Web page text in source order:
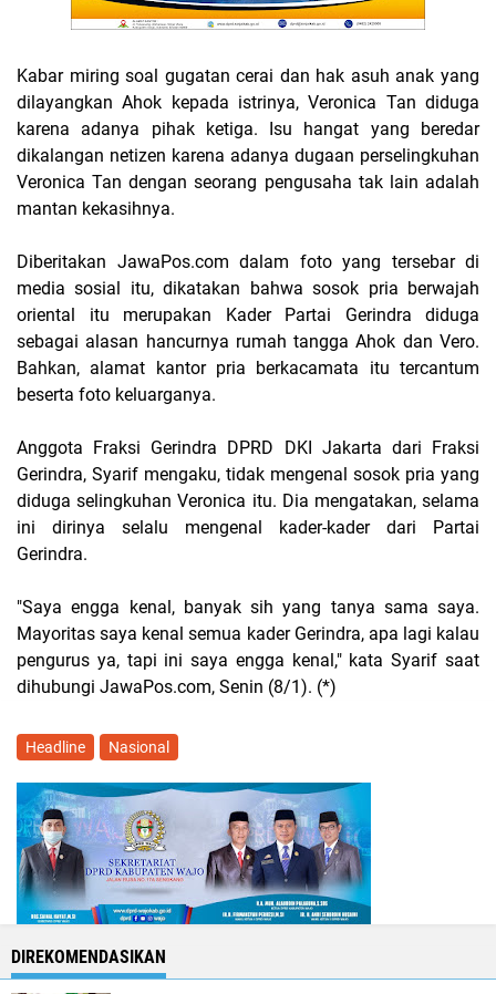
Kabar miring soal gugatan cerai dan hak asuh anak yang
dilayangkan Ahok kepada istrinya, Veronica Tan diduga
karena adanya pihak ketiga. Isu hangat yang beredar
dikalangan netizen karena adanya dugaan perselingkuhan
Veronica Tan dengan seorang pengusaha tak lain adalah
mantan kekasihnya.
Diberitakan JawaPos.com dalam foto yang tersebar di
media sosial itu, dikatakan bahwa sosok pria berwajah
oriental itu merupakan Kader Partai Gerindra diduga
sebagai alasan hancurnya rumah tangga Ahok dan Vero.
Bahkan, alamat kantor pria berkacamata itu tercantum
beserta foto keluarganya.
Anggota Fraksi Gerindra DPRD DKI Jakarta dari Fraksi
Gerindra, Syarif mengaku, tidak mengenal sosok pria yang
diduga selingkuhan Veronica itu. Dia mengatakan, selama
ini dirinya selalu mengenal kader-kader dari Partai
Gerindra.
"Saya engga kenal, banyak sih yang tanya sama saya.
Mayoritas saya kenal semua kader Gerindra, apa lagi kalau
pengurus ya, tapi ini saya engga kenal," kata Syarif saat
dihubungi JawaPos.com, Senin (8/1). (*)
Headline Nasional
DIREKOMENDASIKAN